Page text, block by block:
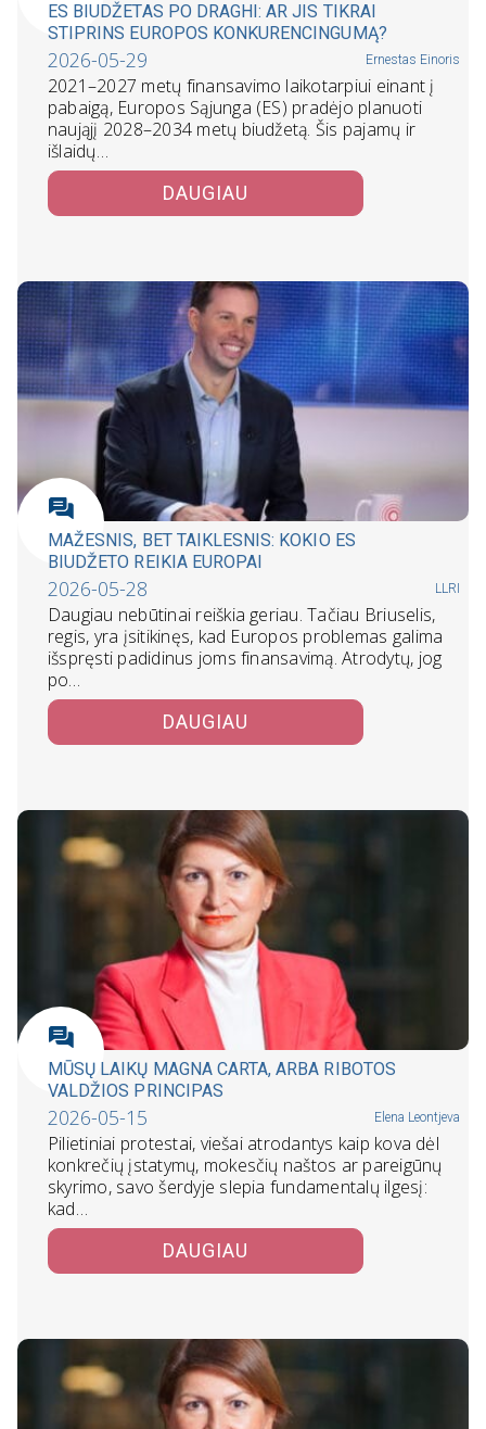
ES BIUDŽETAS PO DRAGHI: AR JIS TIKRAI
STIPRINS EUROPOS KONKURENCINGUMĄ?
2026-05-29 Ernestas Einoris
2021–2027 metų finansavimo laikotarpiui einant į
pabaigą, Europos Sąjunga (ES) pradėjo planuoti
naująjį 2028–2034 metų biudžetą. Šis pajamų ir
išlaidų…
DAUGIAU
MAŽESNIS, BET TAIKLESNIS: KOKIO ES
BIUDŽETO REIKIA EUROPAI
2026-05-28 LLRI
Daugiau nebūtinai reiškia geriau. Tačiau Briuselis,
regis, yra įsitikinęs, kad Europos problemas galima
išspręsti padidinus joms finansavimą. Atrodytų, jog
po…
DAUGIAU
MŪSŲ LAIKŲ MAGNA CARTA, ARBA RIBOTOS
VALDŽIOS PRINCIPAS
2026-05-15 Elena Leontjeva
Pilietiniai protestai, viešai atrodantys kaip kova dėl
konkrečių įstatymų, mokesčių naštos ar pareigūnų
skyrimo, savo šerdyje slepia fundamentalų ilgesį:
kad…
DAUGIAU